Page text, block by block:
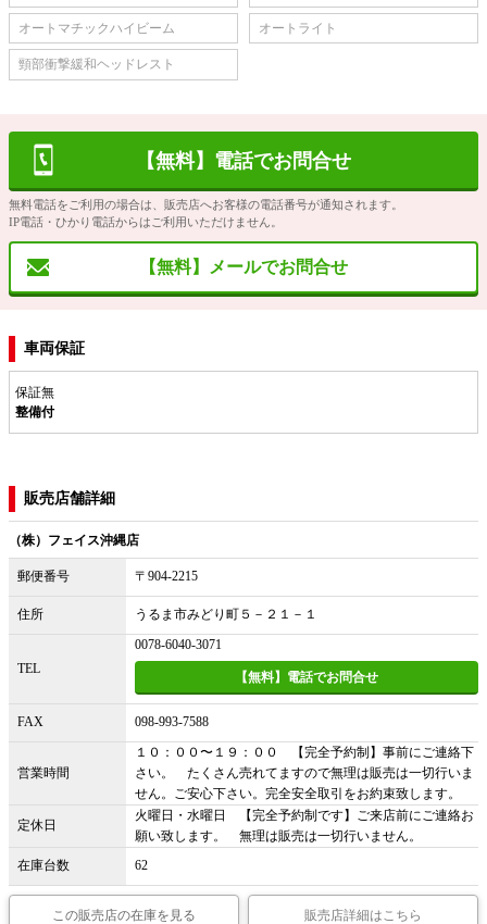
オートマチックハイビーム オートライト
頸部衝撃緩和ヘッドレスト
【無料】電話でお問合せ
無料電話をご利用の場合は、販売店へお客様の電話番号が通知されます。
IP電話・ひかり電話からはご利用いただけません。
【無料】メールでお問合せ
車両保証
保証無
整備付
販売店舗詳細
（株）フェイス沖縄店
郵便番号 〒904-2215
住所 うるま市みどり町５－２１－１
TEL
0078-6040-3071
【無料】電話でお問合せ
FAX 098-993-7588
営業時間
１０：００〜１９：００ 【完全予約制】事前にご連絡下
さい。 たくさん売れてますので無理は販売は一切行いま
せん。ご安心下さい。完全安全取引をお約束致します。
定休日
火曜日・水曜日 【完全予約制です】ご来店前にご連絡お
願い致します。 無理は販売は一切行いません。
在庫台数
62
この販売店の在庫を見る 販売店詳細はこちら